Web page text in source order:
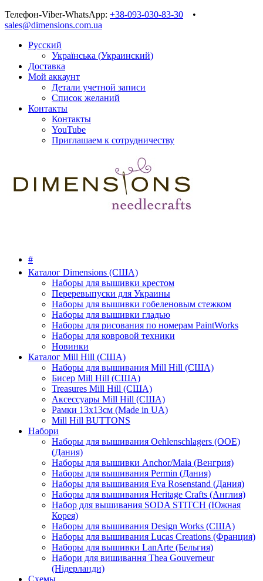
Телефон-Viber-WhatsApp: +38-093-030-83-30 •
sales@dimensions.com.ua
Русский
Українська (Украинский)
Доставка
Мой аккаунт
Детали учетной записи
Список желаний
Контакты
Контакты
YouTube
Приглашаем к сотрудничеству
#
Каталог Dimensions (США)
Наборы для вышивки крестом
Переревыпуски для Украины
Наборы для вышивки гобеленовым стежком
Наборы для вышивки гладью
Наборы для рисования по номерам PaintWorks
Наборы для ковровой техники
Новинки
Каталог Mill Hill (США)
Наборы для вышивания Mill Hill (США)
Бисер Mill Hill (США)
Treasures Mill Hill (США)
Аксессуары Mill Hill (США)
Рамки 13х13см (Made in UA)
Mill Hill BUTTONS
Набори
Наборы для вышивания Oehlenschlagers (OOE)
(Дания)
Наборы для вышивки Anchor/Maia (Венгрия)
Наборы для вышивания Permin (Дания)
Наборы для вышивания Eva Rosenstand (Дания)
Наборы для вышивания Heritage Crafts (Англия)
Набор для вышивания SODA STITCH (Южная
Корея)
Наборы для вышивания Design Works (США)
Наборы для вышивания Lucas Creations (Франция)
Наборы для вышивки LanArte (Бельгия)
Набори для вишивання Thea Gouverneur
(Нідерланди)
Схемы